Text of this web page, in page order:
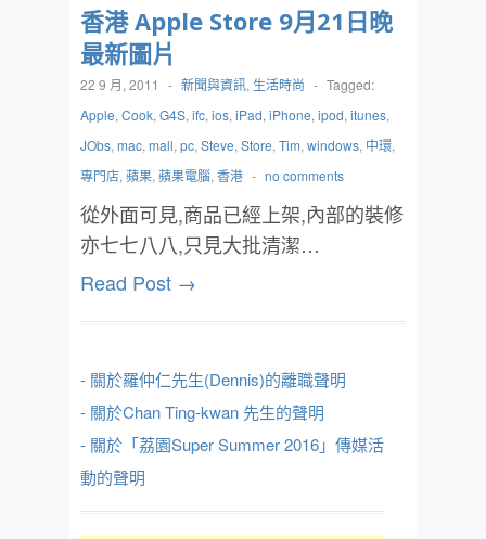
香港 Apple Store 9月21日晚
最新圖片
22 9 月, 2011 - 新聞與資訊, 生活時尚 - Tagged:
Apple, Cook, G4S, ifc, ios, iPad, iPhone, ipod, itunes,
JObs, mac, mall, pc, Steve, Store, Tim, windows, 中環,
專門店, 蘋果, 蘋果電腦, 香港 - no comments
從外面可見,商品已經上架,內部的裝修
亦七七八八,只見大批清潔…
Read Post →
- 關於羅仲仁先生(Dennis)的離職聲明
- 關於Chan Ting-kwan 先生的聲明
- 關於「荔園Super Summer 2016」傳媒活
動的聲明